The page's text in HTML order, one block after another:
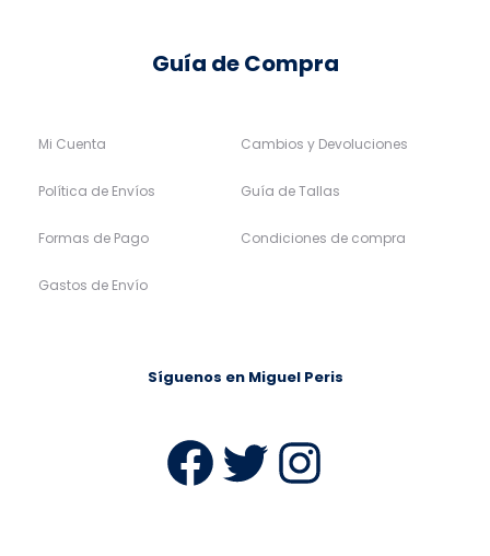
Guía de Compra
Mi Cuenta
Política de Envíos
Formas de Pago
Gastos de Envío
Cambios y Devoluciones
Guía de Tallas
Condiciones de compra
Síguenos en Miguel Peris
Facebook
Twitter